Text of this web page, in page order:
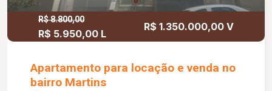
R$ 8.800,00
R$ 5.950,00 L
R$ 1.350.000,00 V
Apartamento para locação e venda no
bairro Martins